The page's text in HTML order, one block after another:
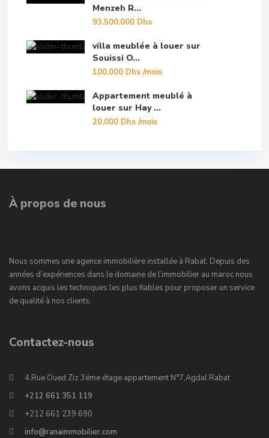
Menzeh R...
93.500.000 Dhs
villa meublée à louer sur
Souissi O...
100.000 Dhs/mois
Appartement meublé à
louer sur Hay ...
20.000 Dhs/mois
À propos de nous
Nous sommes une agence immobilière installée à Rabat. Depuis des
années d’expériences dans le domaine de l’immobilier au maroc nous
avons acquis les techniques les plus fiables pour proposer un service
de qualité à nos clients.
Contactez-nous
4,Rue Oued Ziz 3éme étage appartement N°7,Agdal Rabat
+212 661 351 119
+212 661 239 690
info@ranaimmobilier.com